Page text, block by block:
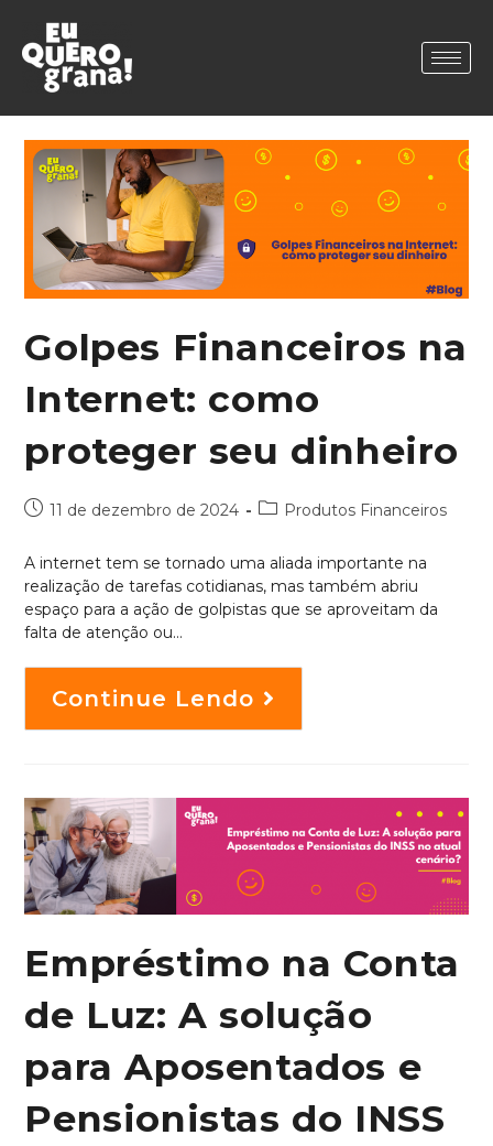
Golpes Financeiros na
Internet: como
proteger seu dinheiro
11 de dezembro de 2024 Produtos Financeiros
A internet tem se tornado uma aliada importante na
realização de tarefas cotidianas, mas também abriu
espaço para a ação de golpistas que se aproveitam da
falta de atenção ou…
Continue Lendo
Empréstimo na Conta
de Luz: A solução
para Aposentados e
Pensionistas do INSS